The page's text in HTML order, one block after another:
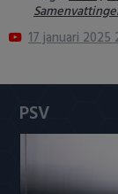
Heracles
NAC Breda
PSV
Roda JC
Conference
17 januari 2025
PSV